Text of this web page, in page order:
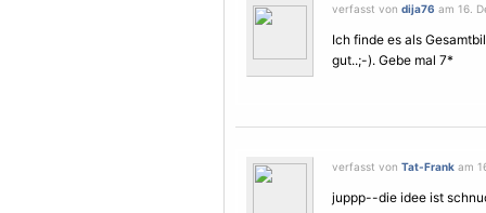
verfasst von dija76 am 16.
Ich finde es als
gut..;-). Gebe mal 7*
verfasst von Tat-Frank am
juppp--die idee ist